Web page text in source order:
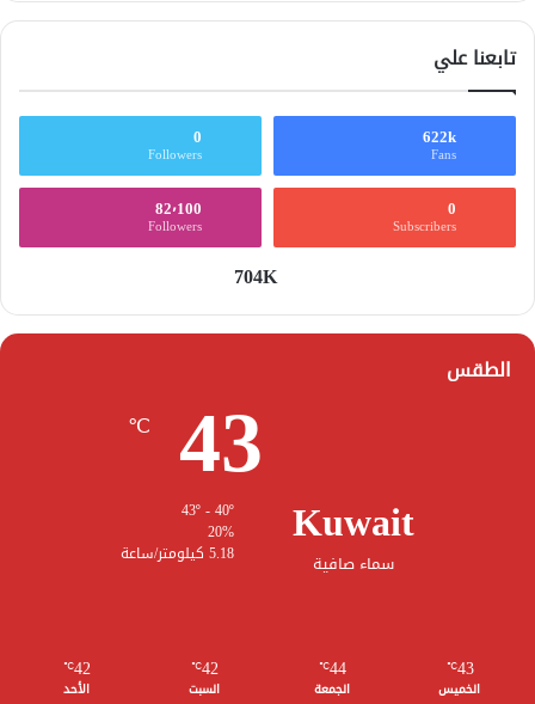
تابعنا علي
622k
Fans
0
Followers
0
Subscribers
82٬100
Followers
704K
الطقس
Kuwait
سماء صافية
43
℃
20%
5.18 كيلومتر/ساعة
43
℃
الخميس
44
℃
الجمعة
42
℃
السبت
42
℃
الأحد